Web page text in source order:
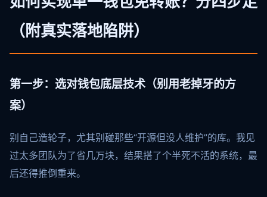
（附真实落地陷阱）
第一步：选对钱包底层技术（别用老掉牙的方
案）
别自己造轮子，尤其别碰那些“开源但没人维护”的库。我见
过太多团队为了省几万块，结果搭了个半死不活的系统，最
后还得推倒重来。